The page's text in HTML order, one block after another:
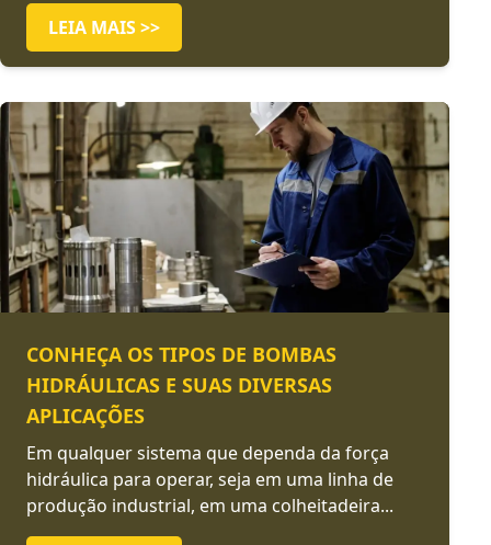
LEIA MAIS >>
CONHEÇA OS TIPOS DE BOMBAS
HIDRÁULICAS E SUAS DIVERSAS
APLICAÇÕES
Em qualquer sistema que dependa da força
hidráulica para operar, seja em uma linha de
produção industrial, em uma colheitadeira...